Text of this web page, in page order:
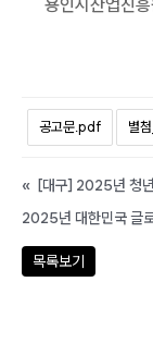
용인시산업진
공고문.pdf 별
«
2025년 대한민국 글
목록보기